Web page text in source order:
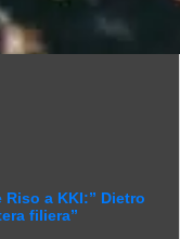
a KKI:” Dietro
filiera”